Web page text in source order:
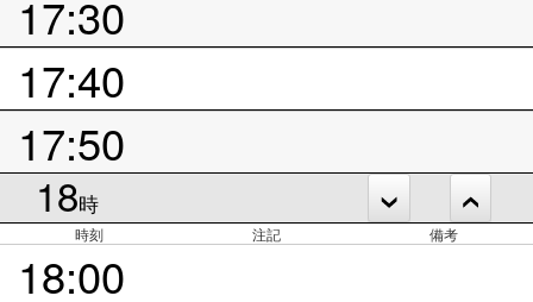
17:30
17:40
17:50
18時
時刻 注記 備考
18:00